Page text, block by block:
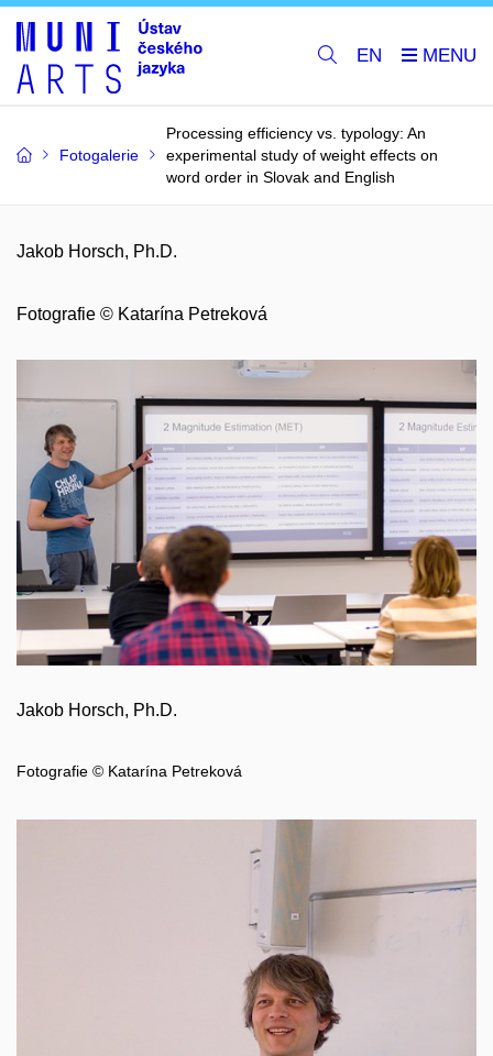
EN
Fotogalerie
Processing efficiency vs. typology: An
experimental study of weight effects on
word order in Slovak and English
Jakob Horsch, Ph.D.
Fotografie © Katarína Petreková
Jakob Horsch, Ph.D.
Fotografie © Katarína Petreková